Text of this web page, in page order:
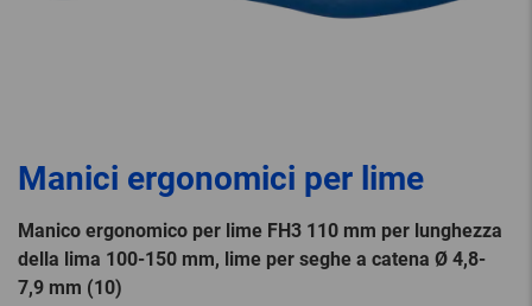
Manici ergonomici per lime
Manico ergonomico per lime FH3 110 mm per lunghezza
della lima 100-150 mm, lime per seghe a catena Ø 4,8-
7,9 mm (10)